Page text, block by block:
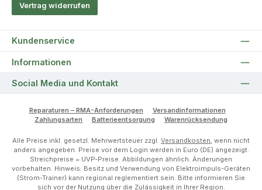
Vertrag widerrufen
Kundenservice
Informationen
Social Media und Kontakt
Reparaturen – RMA-Anforderungen
Versandinformationen
Zahlungsarten
Batterieentsorgung Warenrücksendung
Alle Preise inkl. gesetzl. Mehrwertsteuer zzgl. Versandkosten, wenn nicht
anders angegeben. Preise vor dem Login werden in Euro (DE) angezeigt.
Streichpreise = UVP-Preise. Abbildungen ähnlich. Änderungen
vorbehalten. Hinweis: Besitz und Verwendung von Elektroimpuls-Geräten
(Strom-Trainer) kann regional reglementiert sein. Bitte informieren Sie
sich vor der Nutzung über die Zulässigkeit in Ihrer Region.